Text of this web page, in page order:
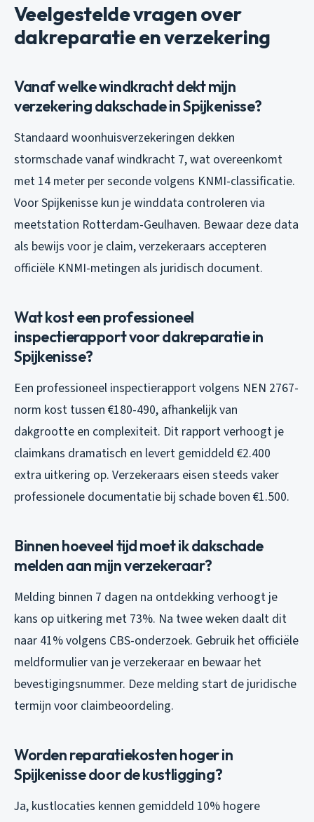
Veelgestelde vragen over
dakreparatie en verzekering
Vanaf welke windkracht dekt mijn
verzekering dakschade in Spijkenisse?
Standaard woonhuisverzekeringen dekken
stormschade vanaf windkracht 7, wat overeenkomt
met 14 meter per seconde volgens KNMI-classificatie.
Voor Spijkenisse kun je winddata controleren via
meetstation Rotterdam-Geulhaven. Bewaar deze data
als bewijs voor je claim, verzekeraars accepteren
officiële KNMI-metingen als juridisch document.
Wat kost een professioneel
inspectierapport voor dakreparatie in
Spijkenisse?
Een professioneel inspectierapport volgens NEN 2767-
norm kost tussen €180-490, afhankelijk van
dakgrootte en complexiteit. Dit rapport verhoogt je
claimkans dramatisch en levert gemiddeld €2.400
extra uitkering op. Verzekeraars eisen steeds vaker
professionele documentatie bij schade boven €1.500.
Binnen hoeveel tijd moet ik dakschade
melden aan mijn verzekeraar?
Melding binnen 7 dagen na ontdekking verhoogt je
kans op uitkering met 73%. Na twee weken daalt dit
naar 41% volgens CBS-onderzoek. Gebruik het officiële
meldformulier van je verzekeraar en bewaar het
bevestigingsnummer. Deze melding start de juridische
termijn voor claimbeoordeling.
Worden reparatiekosten hoger in
Spijkenisse door de kustligging?
Ja, kustlocaties kennen gemiddeld 10% hogere